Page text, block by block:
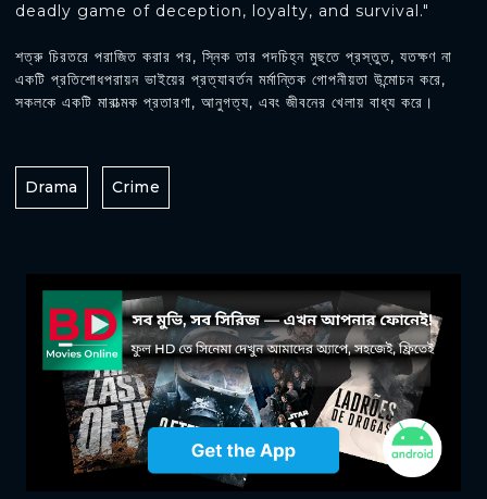
deadly game of deception, loyalty, and survival."
শত্রু চিরতরে পরাজিত করার পর, স্নিক তার পদচিহ্ন মুছতে প্রস্তুত, যতক্ষণ না
একটি প্রতিশোধপরায়ন ভাইয়ের প্রত্যাবর্তন মর্মান্তিক গোপনীয়তা উন্মোচন করে,
সকলকে একটি মারাত্মক প্রতারণা, আনুগত্য, এবং জীবনের খেলায় বাধ্য করে।
Drama Crime